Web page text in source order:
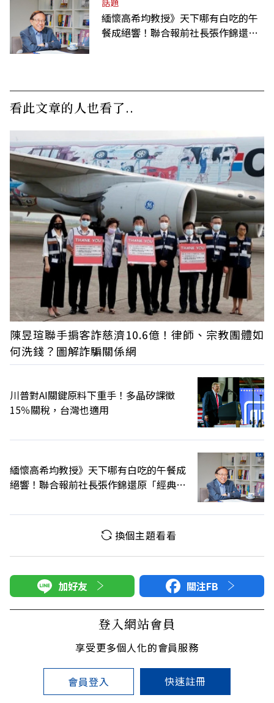
話題
緬懷高希均教授》天下哪有白吃的午
餐成絕響！聯合報前社長張作錦還原
看此文章的人也看了..
陳昱瑄聯手掮客詐慈濟10.6億！律師、宗教團體如
何洗錢？圖解詐騙關係網
川普對AI關鍵原料下重手！多晶矽課徵
15％關稅，台灣也適用
緬懷高希均教授》天下哪有白吃的午餐成
絕響！聯合報前社長張作錦還原「經典名
換個主題看看
加好友 關注FB
登入網站會員
享受更多個人化的會員服務
會員登入 快速註冊